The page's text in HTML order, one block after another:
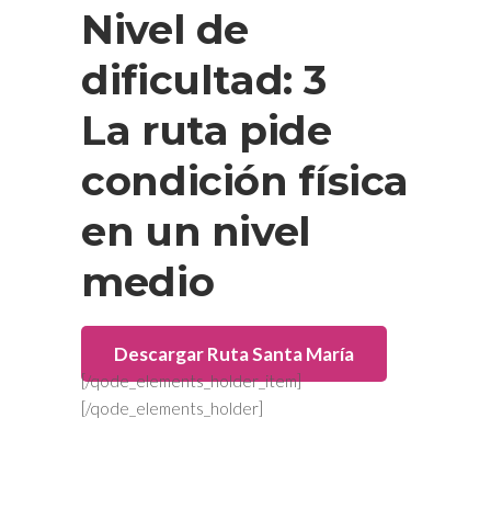
Nivel de
dificultad: 3
La ruta pide
condición física
en un nivel
medio
Descargar Ruta Santa María
[/qode_elements_holder_item]
[/qode_elements_holder]